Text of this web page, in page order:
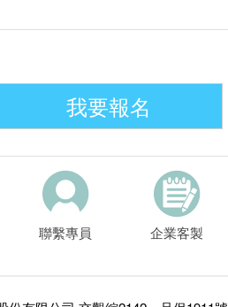
我要報名
聯繫專員 企業客製